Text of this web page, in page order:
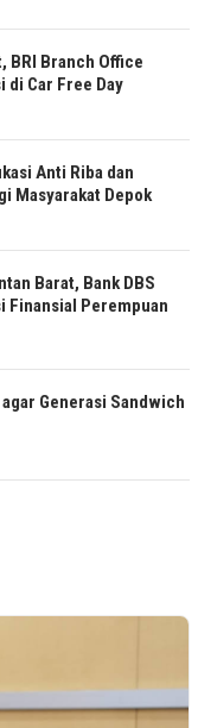
BRI Branch Office
di Car Free Day
Anti Riba dan
Masyarakat Depok
Barat, Bank DBS
Finansial Perempuan
Generasi Sandwich